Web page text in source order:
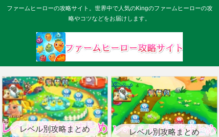
ファームヒーローの攻略サイト。世界中で人気のKingのファームヒーローの攻
略やコツなどをお届けします。
レベル別攻略まとめ
レベル別攻略まとめ